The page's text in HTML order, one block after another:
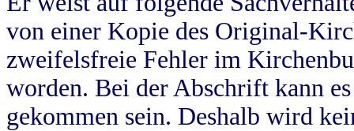
von einer Kopie des Original-
zweifelsfreie Fehler im
worden. Bei der Abschrift kann
gekommen sein. Deshalb wird